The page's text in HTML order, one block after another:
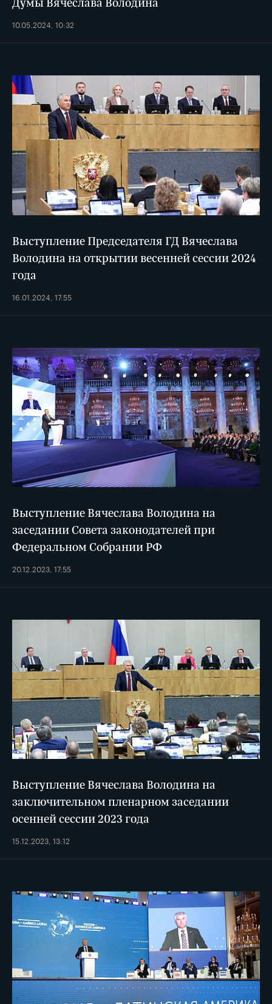
10.05.2024, 10:32
Выступление Председателя ГД Вячеслава
Володина на открытии весенней сессии 2024
года
16.01.2024, 17:55
Выступление Вячеслава Володина на
заседании Совета законодателей при
Федеральном Собрании РФ
20.12.2023, 17:55
Выступление Вячеслава Володина на
заключительном пленарном заседании
осенней сессии 2023 года
15.12.2023, 13:12